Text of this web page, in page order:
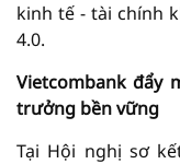
kinh tế - tài chính
4.0.
Vietcombank đẩy
trưởng bền vững
Tại Hội nghị sơ